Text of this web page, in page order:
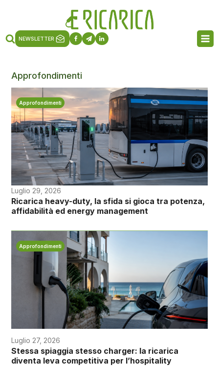
NEWSLETTER
Approfondimenti
Approfondimenti
Luglio 29, 2026
Ricarica heavy-duty, la sfida si gioca tra potenza,
affidabilità ed energy management
Approfondimenti
Luglio 27, 2026
Stessa spiaggia stesso charger: la ricarica
diventa leva competitiva per l’hospitality